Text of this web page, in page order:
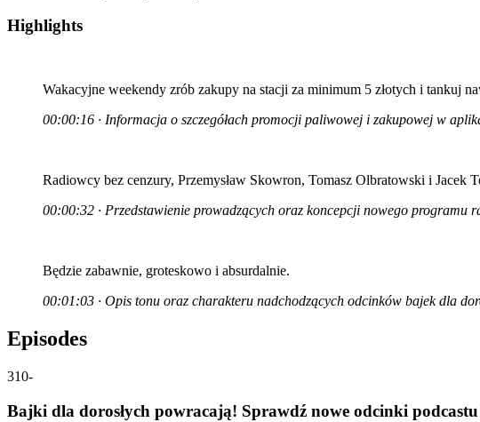
Highlights
Wakacyjne weekendy zrób zakupy na stacji za minimum 5 złotych i tankuj
00:00:16 · Informacja o szczegółach promocji paliwowej i zakupowej w
Radiowcy bez cenzury, Przemysław Skowron, Tomasz Olbratowski i Jacek
00:00:32 · Przedstawienie prowadzących oraz koncepcji nowego programu
Będzie zabawnie, groteskowo i absurdalnie.
00:01:03 · Opis tonu oraz charakteru nadchodzących odcinków bajek dla
Episodes
310-
Bajki dla dorosłych powracają! Sprawdź nowe odcinki